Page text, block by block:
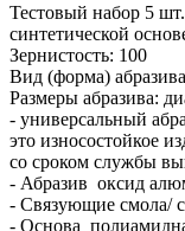
Тестовый набор 5
синтетической
Зернистость: 100
Вид (форма)
Размеры абразива:
- универсальный
это износостойкое
со сроком службы
- Абразив оксид
- Связующие смола/
- Основа